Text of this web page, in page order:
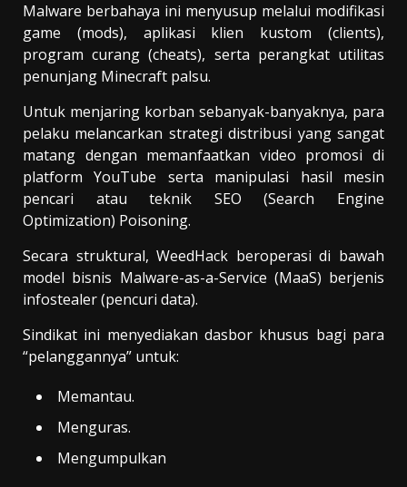
Malware berbahaya ini menyusup melalui modifikasi
game (mods), aplikasi klien kustom (clients),
program curang (cheats), serta perangkat utilitas
penunjang Minecraft palsu.
Untuk menjaring korban sebanyak-banyaknya, para
pelaku melancarkan strategi distribusi yang sangat
matang dengan memanfaatkan video promosi di
platform YouTube serta manipulasi hasil mesin
pencari atau teknik SEO (Search Engine
Optimization) Poisoning.
Secara struktural, WeedHack beroperasi di bawah
model bisnis Malware-as-a-Service (MaaS) berjenis
infostealer (pencuri data).
Sindikat ini menyediakan dasbor khusus bagi para
“pelanggannya” untuk:
Memantau.
Menguras.
Mengumpulkan